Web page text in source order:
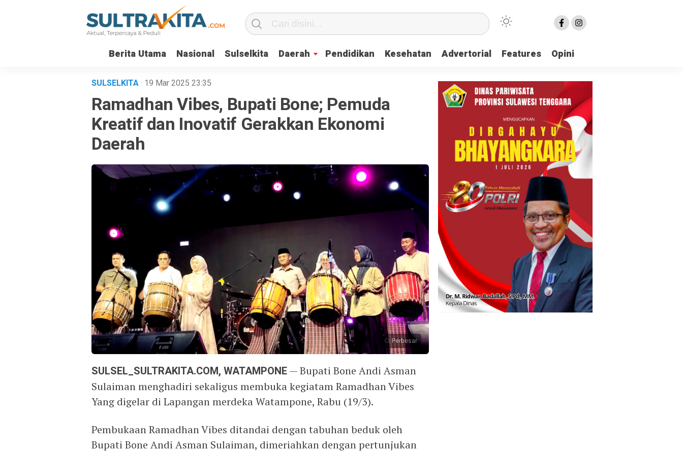
Berita Utama Nasional Sulselkita Daerah Pendidikan Kesehatan Advertorial Features Opini
SULSELKITA· 19 Mar 2025 23:35
Ramadhan Vibes, Bupati Bone; Pemuda
Kreatif dan Inovatif Gerakkan Ekonomi
Daerah
Perbesar
SULSEL_SULTRAKITA.COM, WATAMPONE— Bupati Bone Andi Asman
Sulaiman menghadiri sekaligus membuka kegiatam Ramadhan Vibes
Yang digelar di Lapangan merdeka Watampone, Rabu (19/3).
Pembukaan Ramadhan Vibes ditandai dengan tabuhan beduk oleh
Bupati Bone Andi Asman Sulaiman, dimeriahkan dengan pertunjukan